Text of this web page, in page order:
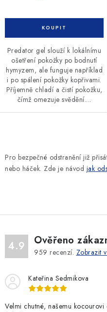
Predator gel slouží k lokálnímu
ošetření pokožky po bodnutí
hymyzem, ale funguje například
i po spálení pokožky kopřivami.
Příjemně chladí a čistí pokožku,
čímž omezuje svědění....
v
l
c
í
p
r
k
v
Pro bezpečné odstranění již
nebo háček. Zde je návod jak
4.9 Ověřeno
959 recenzí. Zobrazit
Kateřina Sedmikova
Velmi chutné, našemu